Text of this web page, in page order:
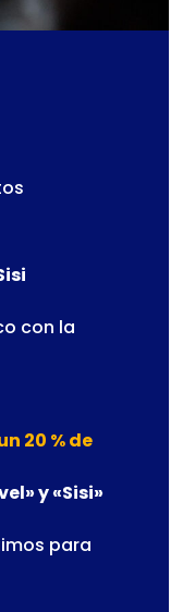
con la
20 % de
y «Sisi»
para